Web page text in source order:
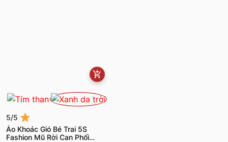
5/5
Áo Khoác Gió Bé Trai 5S
Fashion Mũ Rời Can Phối